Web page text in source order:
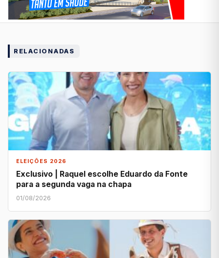
RELACIONADAS
ELEIÇÕES 2026
Exclusivo | Raquel escolhe Eduardo da Fonte
para a segunda vaga na chapa
01/08/2026